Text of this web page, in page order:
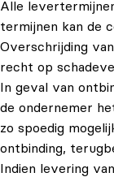
Alle
termijnen kan de
Overschrijding
recht op
In geval van
de ondernemer
zo spoedig
ontbinding,
Indien levering